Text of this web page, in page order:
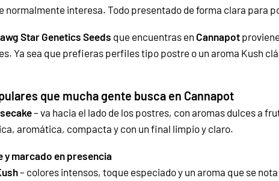
normalmente interesa. Todo presentado de forma clara para
Star Genetics Seeds que encuentras en Cannapot
Ya sea que prefieras perfiles tipo postre o un aroma Kush
que mucha gente busca en Cannapot
– va hacia el lado de los postres, con aromas dulces a
aromática, compacta y con un final limpio y claro.
y marcado en presencia
– colores intensos, toque especiado y un aroma que se